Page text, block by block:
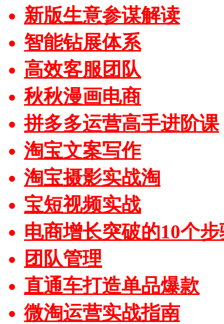
新版生意参谋解读
智能钻展体系
高效客服团队
秋秋漫画电商
拼多多运营高手进阶课
淘宝文案写作
淘宝摄影实战淘
宝短视频实战
电商增长突破的10个
团队管理
直通车打造单品爆款
微淘运营实战指南